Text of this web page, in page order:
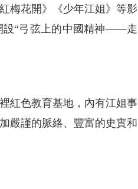
梅花開》《少年江姐》等影
設“弓弦上的中國精神——走
紅色教育基地，內有江姐事
嚴謹的脈絡、豐富的史實和